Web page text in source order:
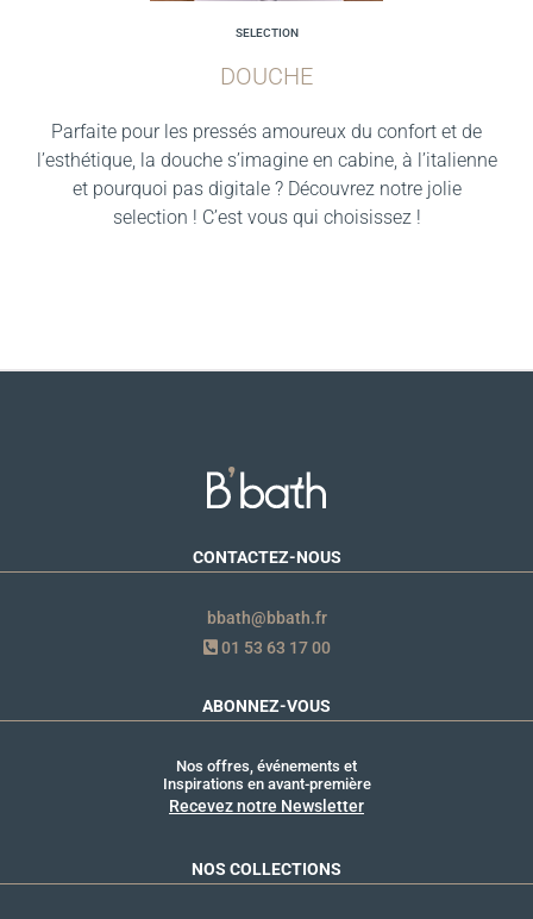
SELECTION
DOUCHE
Parfaite pour les pressés amoureux du confort et de
l’esthétique, la douche s’imagine en cabine, à l’italienne
et pourquoi pas digitale ? Découvrez notre jolie
selection ! C’est vous qui choisissez !
CONTACTEZ-NOUS
bbath@bbath.fr
01 53 63 17 00
ABONNEZ-VOUS
Nos offres, événements et
Inspirations en avant-première
Recevez notre Newsletter
NOS COLLECTIONS